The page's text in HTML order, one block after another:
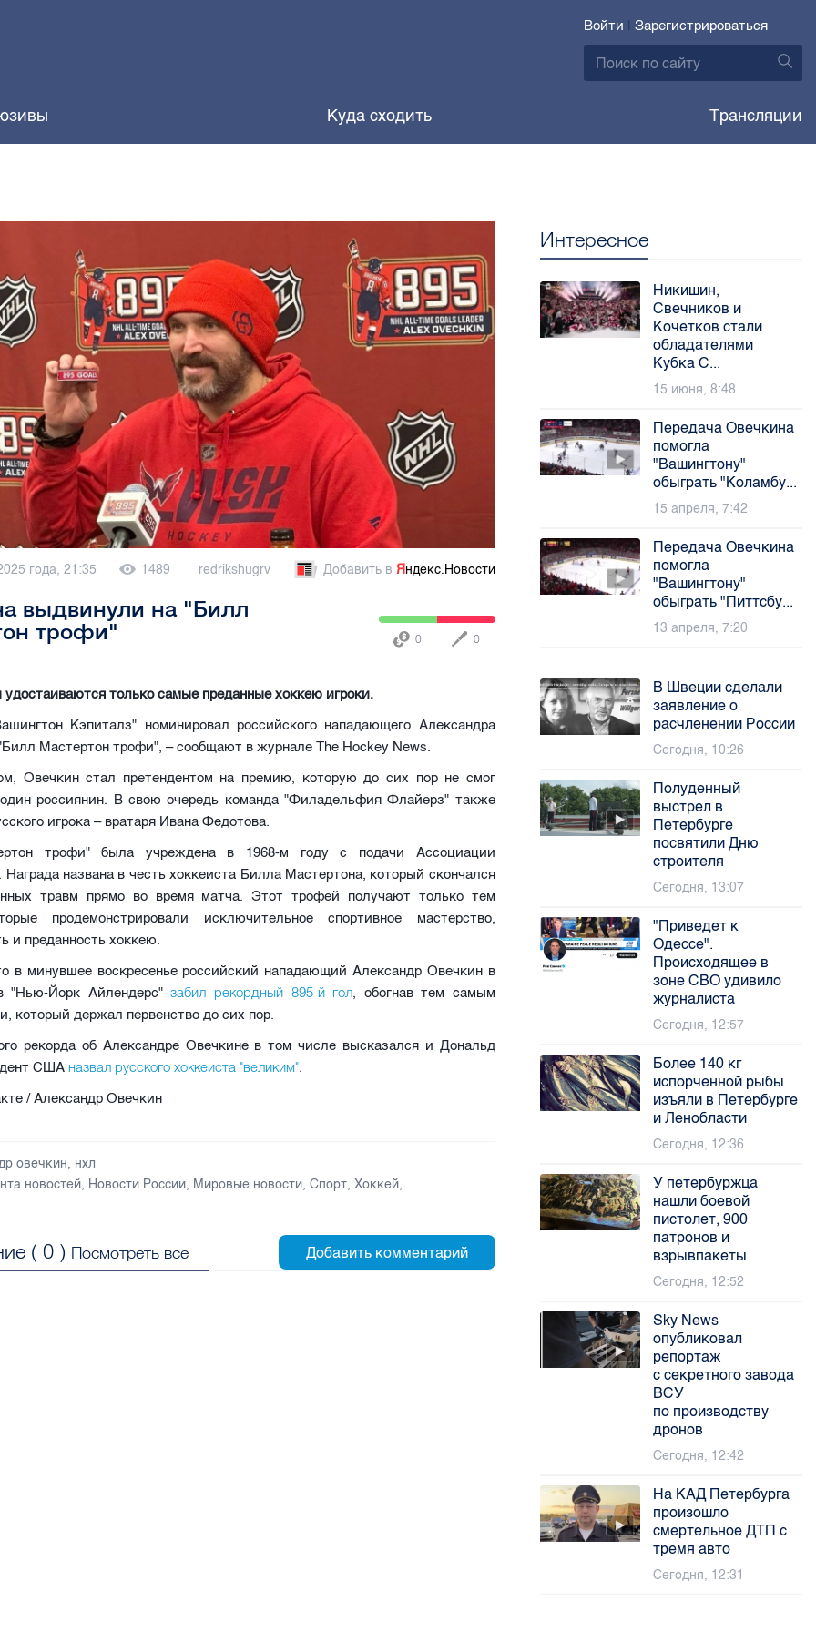
Войти | Зарегистрироваться
Куда сходить Трансляции
года, 21:35 1489 redrikshugrv Добавить в Яндекс.Новости
выдвинули на "Билл
трофи"
0 0
удостаиваются только самые преданные хоккею игроки.
Кэпиталз" номинировал российского нападающего Александра
Мастертон трофи", – сообщают в журнале The Hockey News.
Овечкин стал претендентом на премию, которую до сих пор не смог
россиянин. В свою очередь команда "Филадельфия Флайерз" также
игрока – вратаря Ивана Федотова.
трофи" была учреждена в 1968-м году с подачи Ассоциации
названа в честь хоккеиста Билла Мастертона, который скончался
травм прямо во время матча. Этот трофей получают только тем
продемонстрировали исключительное спортивное мастерство,
и преданность хоккею.
в минувшее воскресенье российский нападающий Александр Овечкин в
"Нью-Йорк Айлендерс"забил рекордный 895-й гол, обогнав тем самым
который держал первенство до сих пор.
рекорда об Александре Овечкине в том числе высказался и Дональд
СШАназвал русского хоккеиста "великим".
/ Александр Овечкин
овечкин, нхл
новостей, Новости России, Мировые новости,Спорт,Хоккей,
(0 ) Посмотреть все
Интересное
Никишин,
Свечников и
Кочетков стали
обладателями
Кубка С...
15 июня, 8:48
Передача Овечкина
помогла
"Вашингтону"
обыграть "Коламбу...
15 апреля, 7:42
Передача Овечкина
помогла
"Вашингтону"
обыграть "Питтсбу...
13 апреля, 7:20
В Швеции сделали
заявление о
расчленении России
Сегодня, 10:26
Полуденный
выстрел в
Петербурге
посвятили Дню
строителя
Сегодня, 13:07
"Приведет к
Одессе".
Происходящее в
зоне СВО удивило
журналиста
Сегодня, 12:57
Более 140 кг
испорченной рыбы
изъяли в Петербурге
и Ленобласти
Сегодня, 12:36
У петербуржца
нашли боевой
пистолет, 900
патронов и
взрывпакеты
Сегодня, 12:52
Sky News
опубликовал
репортаж
с секретного завода
ВСУ
по производству
дронов
Сегодня, 12:42
На КАД Петербурга
произошло
смертельное ДТП с
тремя авто
Сегодня, 12:31